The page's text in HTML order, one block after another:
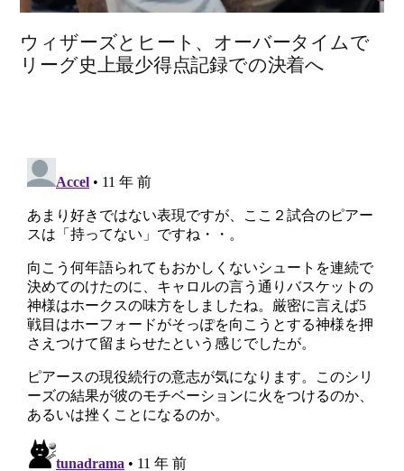
ウィザーズとヒート、オーバータイムで
リーグ史上最少得点記録での決着へ